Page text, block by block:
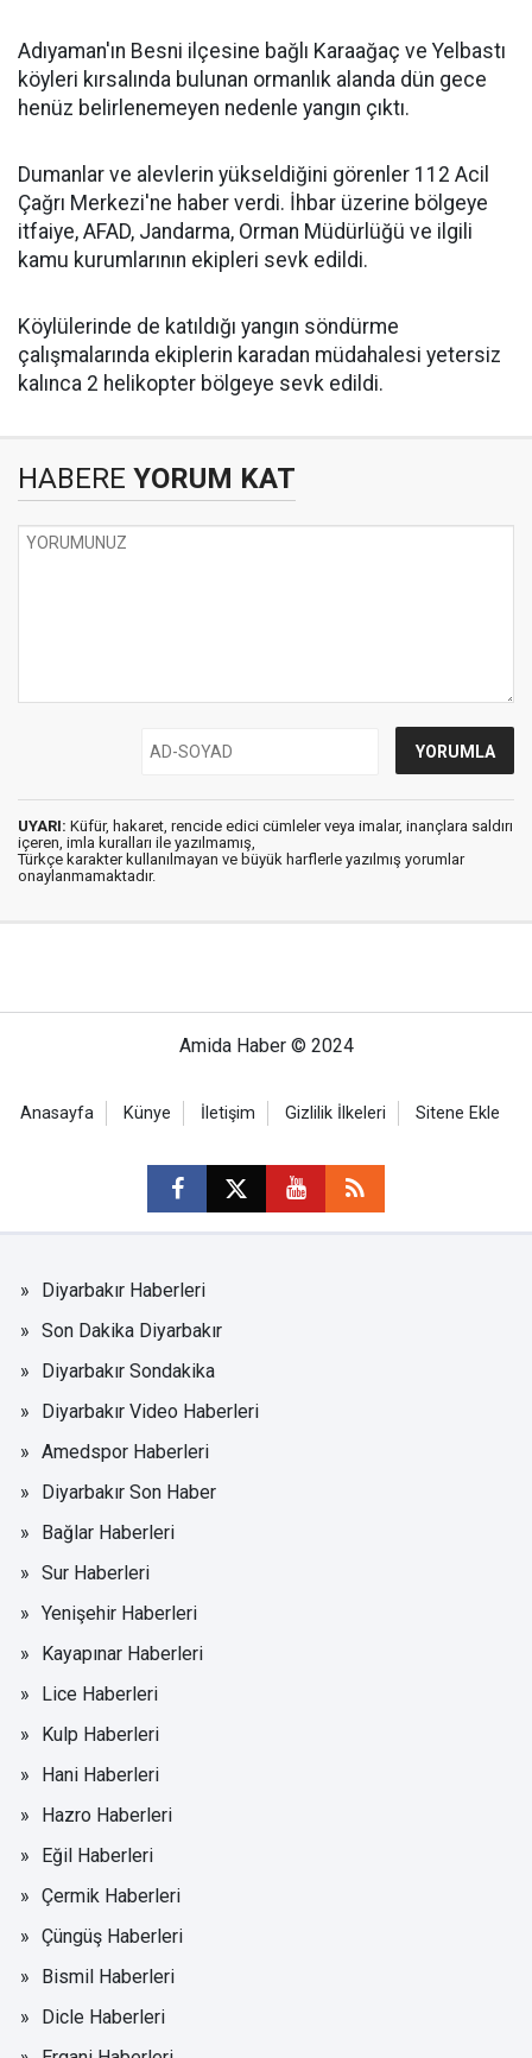
Adıyaman'ın Besni ilçesine bağlı Karaağaç ve Yelbastı
köyleri kırsalında bulunan ormanlık alanda dün gece
henüz belirlenemeyen nedenle yangın çıktı.
Dumanlar ve alevlerin yükseldiğini görenler 112 Acil
Çağrı Merkezi'ne haber verdi. İhbar üzerine bölgeye
itfaiye, AFAD, Jandarma, Orman Müdürlüğü ve ilgili
kamu kurumlarının ekipleri sevk edildi.
Köylülerinde de katıldığı yangın söndürme
çalışmalarında ekiplerin karadan müdahalesi yetersiz
kalınca 2 helikopter bölgeye sevk edildi.
HABERE YORUM KAT
UYARI: Küfür, hakaret, rencide edici cümleler veya imalar, inançlara saldırı
içeren, imla kuralları ile yazılmamış,
Türkçe karakter kullanılmayan ve büyük harflerle yazılmış yorumlar
onaylanmamaktadır.
Amida Haber © 2024
Anasayfa Künye İletişim Gizlilik İlkeleri Sitene Ekle
Diyarbakır Haberleri
Son Dakika Diyarbakır
Diyarbakır Sondakika
Diyarbakır Video Haberleri
Amedspor Haberleri
Diyarbakır Son Haber
Bağlar Haberleri
Sur Haberleri
Yenişehir Haberleri
Kayapınar Haberleri
Lice Haberleri
Kulp Haberleri
Hani Haberleri
Hazro Haberleri
Eğil Haberleri
Çermik Haberleri
Çüngüş Haberleri
Bismil Haberleri
Dicle Haberleri